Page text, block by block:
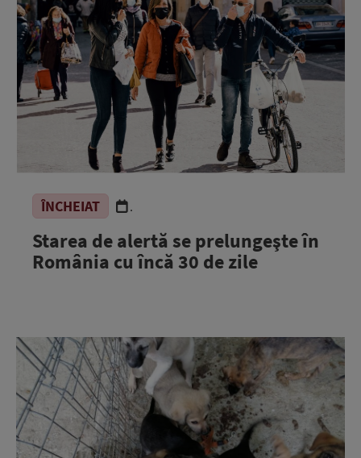
ÎNCHEIAT .
Starea de alertă se prelungeşte în
România cu încă 30 de zile